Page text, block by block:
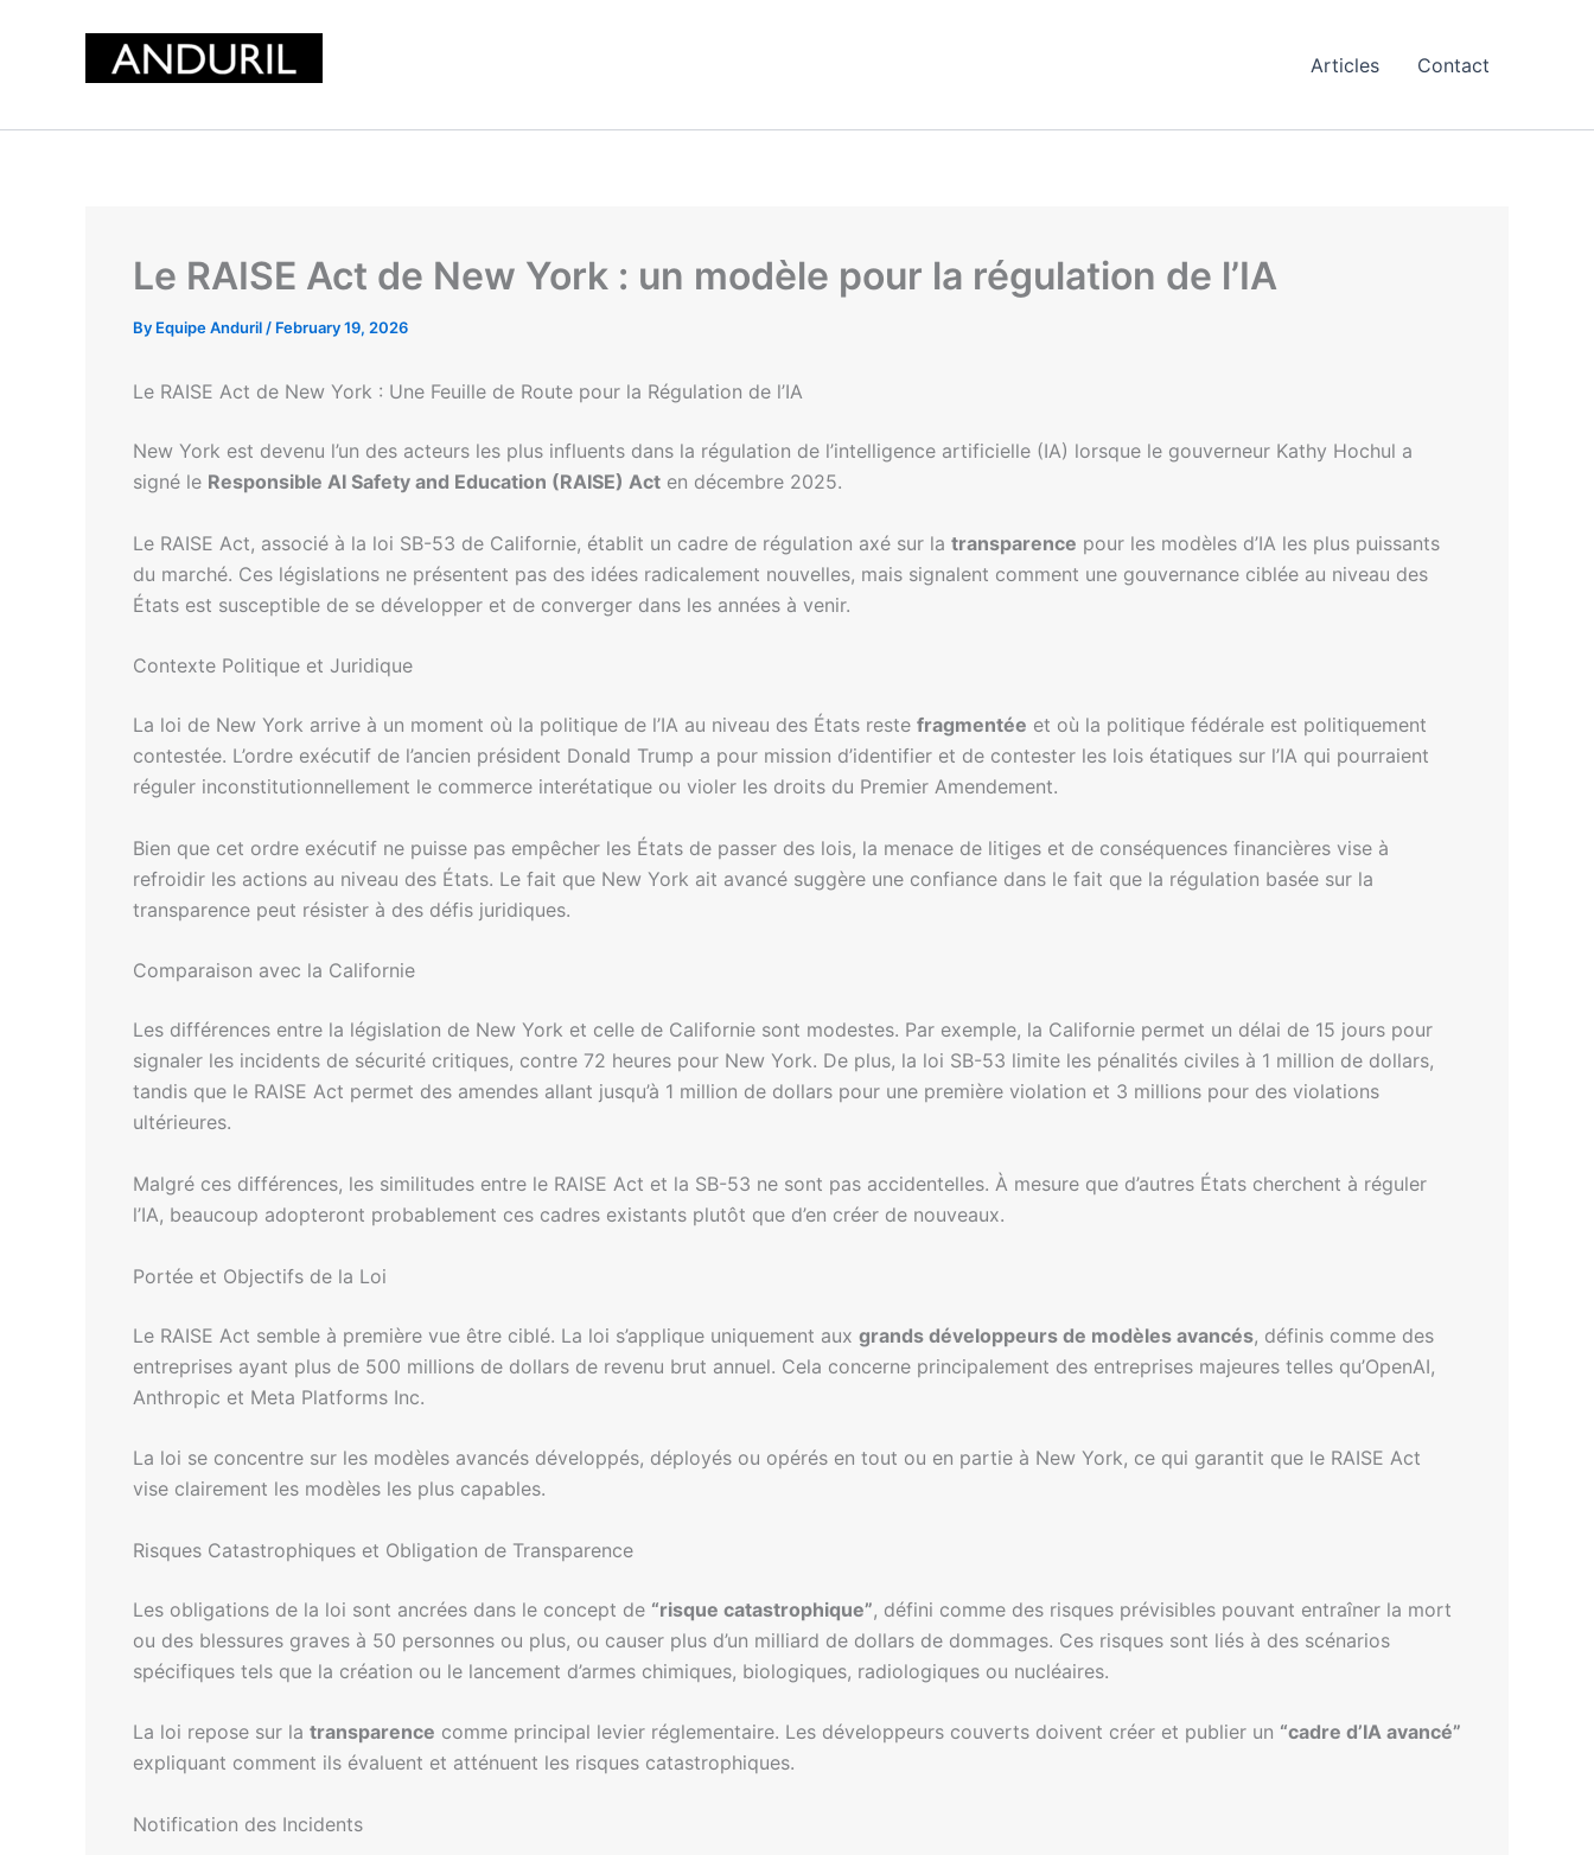
Articles Contact
Le RAISE Act de New York : un modèle pour la régulation de l’IA
By Equipe Anduril / February 19, 2026
Le RAISE Act de New York : Une Feuille de Route pour la Régulation de l’IA
New York est devenu l’un des acteurs les plus influents dans la régulation de l’intelligence artificielle (IA) lorsque le gouverneur Kathy Hochul a
signé le Responsible AI Safety and Education (RAISE) Act en décembre 2025.
Le RAISE Act, associé à la loi SB-53 de Californie, établit un cadre de régulation axé sur la transparence pour les modèles d’IA les plus puissants
du marché. Ces législations ne présentent pas des idées radicalement nouvelles, mais signalent comment une gouvernance ciblée au niveau des
États est susceptible de se développer et de converger dans les années à venir.
Contexte Politique et Juridique
La loi de New York arrive à un moment où la politique de l’IA au niveau des États reste fragmentée et où la politique fédérale est politiquement
contestée. L’ordre exécutif de l’ancien président Donald Trump a pour mission d’identifier et de contester les lois étatiques sur l’IA qui pourraient
réguler inconstitutionnellement le commerce interétatique ou violer les droits du Premier Amendement.
Bien que cet ordre exécutif ne puisse pas empêcher les États de passer des lois, la menace de litiges et de conséquences financières vise à
refroidir les actions au niveau des États. Le fait que New York ait avancé suggère une confiance dans le fait que la régulation basée sur la
transparence peut résister à des défis juridiques.
Comparaison avec la Californie
Les différences entre la législation de New York et celle de Californie sont modestes. Par exemple, la Californie permet un délai de 15 jours pour
signaler les incidents de sécurité critiques, contre 72 heures pour New York. De plus, la loi SB-53 limite les pénalités civiles à 1 million de dollars,
tandis que le RAISE Act permet des amendes allant jusqu’à 1 million de dollars pour une première violation et 3 millions pour des violations
ultérieures.
Malgré ces différences, les similitudes entre le RAISE Act et la SB-53 ne sont pas accidentelles. À mesure que d’autres États cherchent à réguler
l’IA, beaucoup adopteront probablement ces cadres existants plutôt que d’en créer de nouveaux.
Portée et Objectifs de la Loi
Le RAISE Act semble à première vue être ciblé. La loi s’applique uniquement aux grands développeurs de modèles avancés, définis comme des
entreprises ayant plus de 500 millions de dollars de revenu brut annuel. Cela concerne principalement des entreprises majeures telles qu’OpenAI,
Anthropic et Meta Platforms Inc.
La loi se concentre sur les modèles avancés développés, déployés ou opérés en tout ou en partie à New York, ce qui garantit que le RAISE Act
vise clairement les modèles les plus capables.
Risques Catastrophiques et Obligation de Transparence
Les obligations de la loi sont ancrées dans le concept de “risque catastrophique”, défini comme des risques prévisibles pouvant entraîner la mort
ou des blessures graves à 50 personnes ou plus, ou causer plus d’un milliard de dollars de dommages. Ces risques sont liés à des scénarios
spécifiques tels que la création ou le lancement d’armes chimiques, biologiques, radiologiques ou nucléaires.
La loi repose sur la transparence comme principal levier réglementaire. Les développeurs couverts doivent créer et publier un “cadre d’IA avancé”
expliquant comment ils évaluent et atténuent les risques catastrophiques.
Notification des Incidents